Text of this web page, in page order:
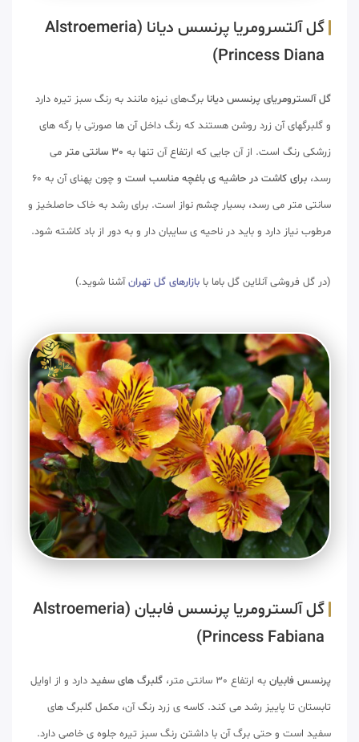
گل آلتسرومریا پرنسس دیانا (Alstroemeria
Princess Diana)
گل آلسترومریای پرنسس دیانا برگ‌های نیزه مانند به رنگ سبز تیره دارد
و گلبرگهای آن زرد روشن هستند که رنگ داخل آن ها صورتی با رگه های
زرشکی رنگ است. از آن جایی که ارتفاع آن تنها به 30 سانتی متر
می
رسد، برای کاشت در حاشیه ی باغچه مناسب است
و چون پهنای آن به 60
سانتی متر می رسد، بسیار چشم نواز است. برای رشد به خاک حاصلخیز و
مرطوب نیاز دارد و باید در ناحیه ی سایبان دار و به دور از باد کاشته شود.
(در گل فروشی آنلاین گل باما با بازارهای گل تهرانآشنا شوید.)
گل آلسترومریا پرنسس فابیان (Alstroemeria
Princess Fabiana)
پرنسس فابیان به ارتفاع 30 سانتی متر، گلبرگ های سفید دارد و از اوایل
تابستان تا پاییز رشد می کند. کاسه ی زرد رنگ آن، مکمل گلبرگ های
سفید است و حتی برگ آن با داشتن رنگ سبز تیره جلوه ی خاصی دارد.